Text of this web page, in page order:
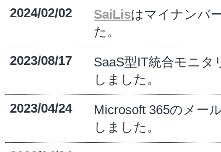
2024/02/02 SaiLisはマイナンバ
た。
2023/08/17
SaaS型IT統合モニ
しました。
2023/04/24
Microsoft 365のメー
しました。